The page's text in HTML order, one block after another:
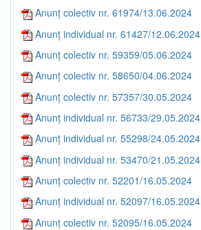
Anunț colectiv nr. 61974/13.06.2024
Anunț individual nr. 61427/12.06.2024
Anunț colectiv nr. 59359/05.06.2024
Anunț colectiv nr. 58650/04.06.2024
Anunț colectiv nr. 57357/30.05.2024
Anunț individual nr. 56733/29.05.2024
Anunț individual nr. 55298/24.05.2024
Anunț individual nr. 53470/21.05.2024
Anunț colectiv nr. 52201/16.05.2024
Anunț individual nr. 52097/16.05.2024
Anunț colectiv nr. 52095/16.05.2024